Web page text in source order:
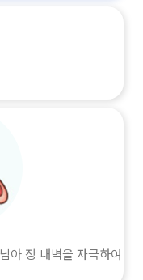
아 장 내벽을 자극하여